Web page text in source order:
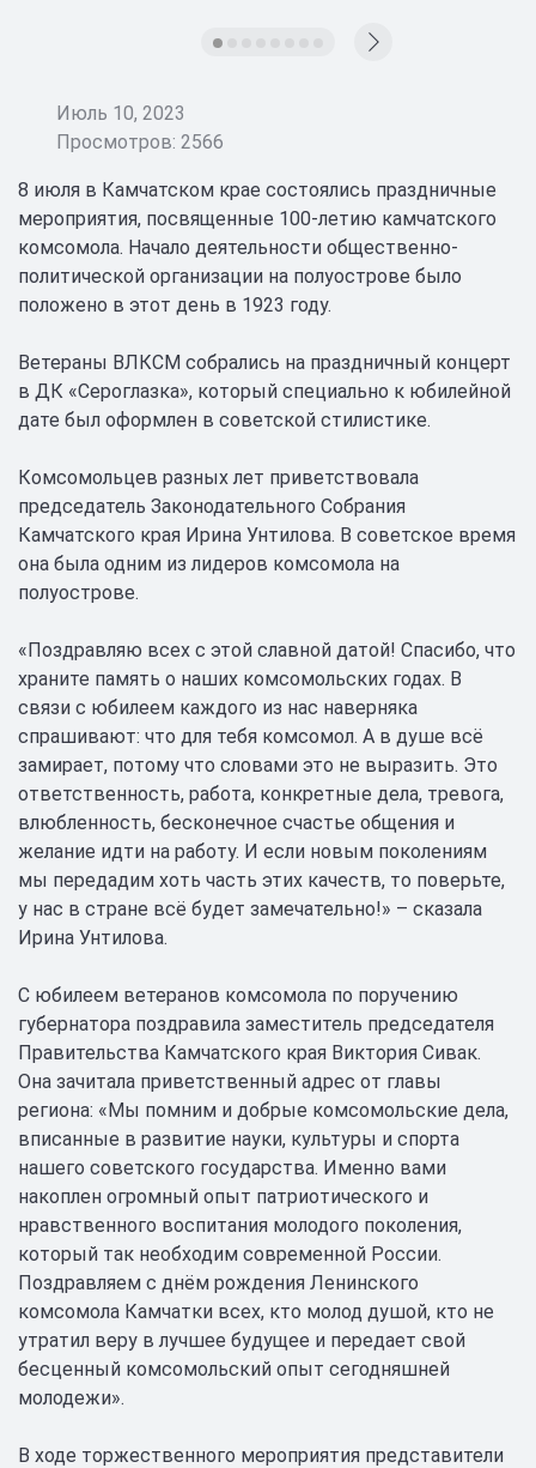
Июль 10, 2023
Просмотров: 2566
8 июля в Камчатском крае состоялись праздничные
мероприятия, посвященные 100-летию камчатского
комсомола. Начало деятельности общественно-
политической организации на полуострове было
положено в этот день в 1923 году.
Ветераны ВЛКСМ собрались на праздничный концерт
в ДК «Сероглазка», который специально к юбилейной
дате был оформлен в советской стилистике.
Комсомольцев разных лет приветствовала
председатель Законодательного Собрания
Камчатского края Ирина Унтилова. В советское время
она была одним из лидеров комсомола на
полуострове.
«Поздравляю всех с этой славной датой! Спасибо, что
храните память о наших комсомольских годах. В
связи с юбилеем каждого из нас наверняка
спрашивают: что для тебя комсомол. А в душе всё
замирает, потому что словами это не выразить. Это
ответственность, работа, конкретные дела, тревога,
влюбленность, бесконечное счастье общения и
желание идти на работу. И если новым поколениям
мы передадим хоть часть этих качеств, то поверьте,
у нас в стране всё будет замечательно!» – сказала
Ирина Унтилова.
С юбилеем ветеранов комсомола по поручению
губернатора поздравила заместитель председателя
Правительства Камчатского края Виктория Сивак.
Она зачитала приветственный адрес от главы
региона: «Мы помним и добрые комсомольские дела,
вписанные в развитие науки, культуры и спорта
нашего советского государства. Именно вами
накоплен огромный опыт патриотического и
нравственного воспитания молодого поколения,
который так необходим современной России.
Поздравляем с днём рождения Ленинского
комсомола Камчатки всех, кто молод душой, кто не
утратил веру в лучшее будущее и передает свой
бесценный комсомольский опыт сегодняшней
молодежи».
В ходе торжественного мероприятия представители